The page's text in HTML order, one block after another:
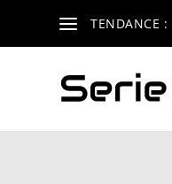
TENDANCE :